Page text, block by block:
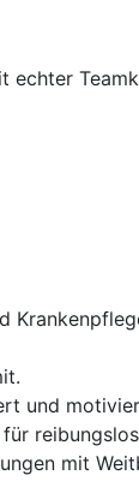
echter
und
mit